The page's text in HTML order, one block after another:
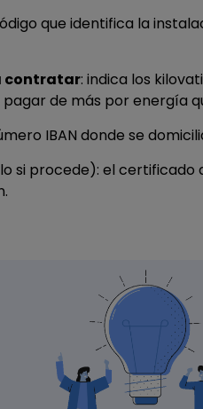
que identifica la
contratar: indica los
de más por energía
IBAN donde se
si procede): el certificado